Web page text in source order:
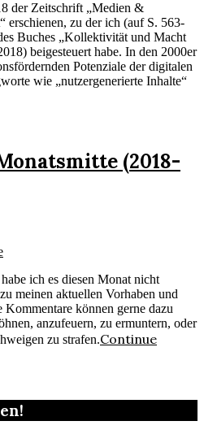
der Zeitschrift „Medien &
erschienen, zu der ich (auf S. 563-
Buches „Kollektivität und Macht
beigesteuert habe. In den 2000er
Potenziale der digitalen
wie „nutzergenerierte Inhalte“
(2018-
ich es diesen Monat nicht
meinen aktuellen Vorhaben und
können gerne dazu
anzufeuern, zu ermuntern, oder
zu strafen.Continue